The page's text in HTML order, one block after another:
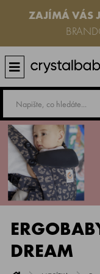
ZAJÍMÁ VÁS
DREAM